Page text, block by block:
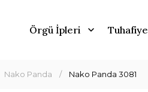
Örgü İpleri Tuhafiye
Nako Panda Nako Panda 3081